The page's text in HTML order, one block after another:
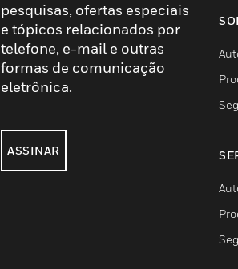
pesquisas, ofertas especiais
e tópicos relacionados por
telefone, e-mail e outras
formas de comunicação
eletrônica.
ASSINAR